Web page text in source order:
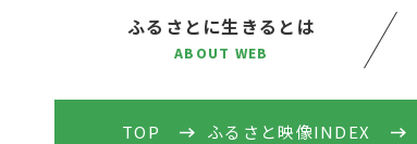
ふるさとに生きるとは
ABOUT WEB
TOP ふるさと映像INDEX